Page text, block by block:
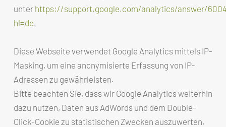
unter https://support.google.com/analytics/answer/
hl=de.
Diese Webseite verwendet Google Analytics mittels IP-
Masking, um eine anonymisierte Erfassung von IP-
Adressen zu gewährleisten.
Bitte beachten Sie, dass wir Google Analytics weiterhin
dazu nutzen, Daten aus AdWords und dem Double-
Click-Cookie zu statistischen Zwecken auszuwerten.